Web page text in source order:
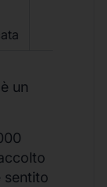
un
sentito